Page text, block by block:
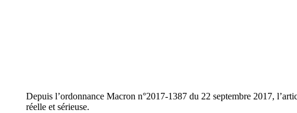
Depuis l’ordonnance Macron n°2017-1387 du 22 septembre 2017,
réelle et sérieuse.